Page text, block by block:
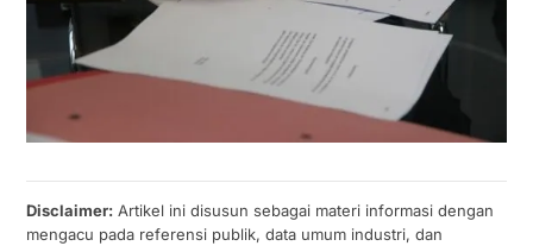
Disclaimer:Artikel ini disusun sebagai materi informasi dengan
mengacu pada referensi publik, data umum industri, dan